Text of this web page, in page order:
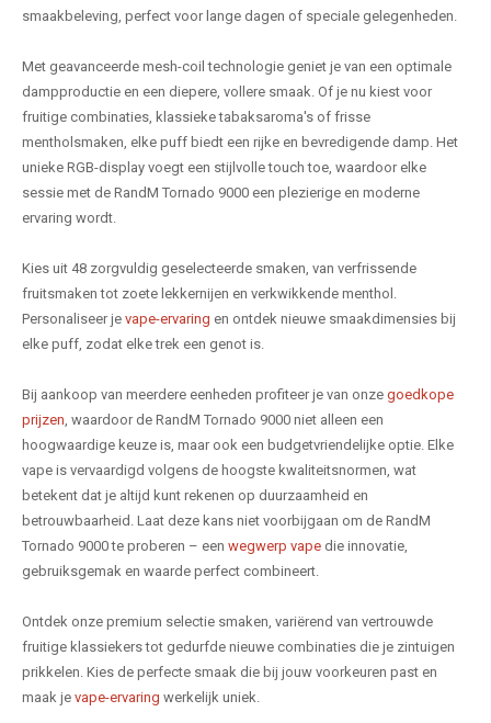
smaakbeleving, perfect voor lange dagen of speciale gelegenheden.
Met geavanceerde mesh-coil technologie geniet je van een optimale
dampproductie en een diepere, vollere smaak. Of je nu kiest voor
fruitige combinaties, klassieke tabaksaroma's of frisse
mentholsmaken, elke puff biedt een rijke en bevredigende damp. Het
unieke RGB-display voegt een stijlvolle touch toe, waardoor elke
sessie met de RandM Tornado 9000 een plezierige en moderne
ervaring wordt.
Kies uit 48 zorgvuldig geselecteerde smaken, van verfrissende
fruitsmaken tot zoete lekkernijen en verkwikkende menthol.
Personaliseer je vape-ervaring en ontdek nieuwe smaakdimensies bij
elke puff, zodat elke trek een genot is.
Bij aankoop van meerdere eenheden profiteer je van onze goedkope
prijzen , waardoor de RandM Tornado 9000 niet alleen een
hoogwaardige keuze is, maar ook een budgetvriendelijke optie. Elke
vape is vervaardigd volgens de hoogste kwaliteitsnormen, wat
betekent dat je altijd kunt rekenen op duurzaamheid en
betrouwbaarheid. Laat deze kans niet voorbijgaan om de RandM
Tornado 9000 te proberen – een wegwerp vape die innovatie,
gebruiksgemak en waarde perfect combineert.
Ontdek onze premium selectie smaken, variërend van vertrouwde
fruitige klassiekers tot gedurfde nieuwe combinaties die je zintuigen
prikkelen. Kies de perfecte smaak die bij jouw voorkeuren past en
maak je vape-ervaring werkelijk uniek.